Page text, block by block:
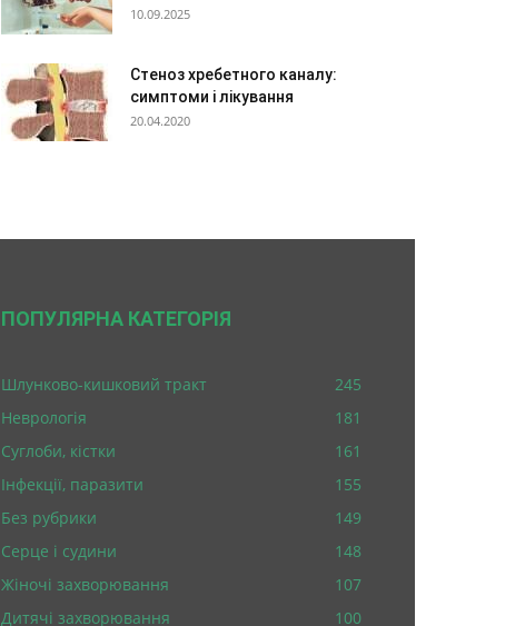
10.09.2025
Стеноз хребетного каналу:
симптоми і лікування
20.04.2020
ПОПУЛЯРНА КАТЕГОРІЯ
Шлунково-кишковий тракт
245
Неврологія
181
Суглоби, кістки
161
Інфекції, паразити
155
Без рубрики
149
Серце і судини
148
Жіночі захворювання
107
Дитячі захворювання
100